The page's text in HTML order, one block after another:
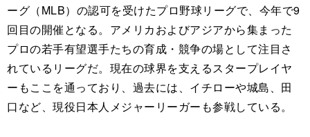
ーグ（MLB）の認可を受けたプロ野球リーグで、今年で9
回目の開催となる。アメリカおよびアジアから集まった
プロの若手有望選手たちの育成・競争の場として注目さ
れているリーグだ。現在の球界を支えるスタープレイヤ
ーもここを通っており、過去には、イチローや城島、田
口など、現役日本人メジャーリーガーも参戦している。